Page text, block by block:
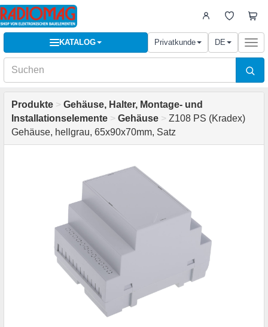
KATALOG Privatkunde DE
Produkte > Gehäuse, Halter, Montage- und
Installationselemente > Gehäuse > Z108 PS (Kradex)
Gehäuse, hellgrau, 65x90x70mm, Satz